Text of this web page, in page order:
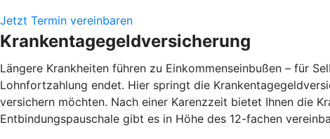
Jetzt Termin vereinbaren
Krankentagegeldversicherung
Längere Krankheiten führen zu Einkommenseinbußen – für
Lohnfortzahlung endet. Hier springt die
versichern möchten. Nach einer Karenzzeit bietet Ihnen die
Entbindungspauschale gibt es in Höhe des 12-fachen